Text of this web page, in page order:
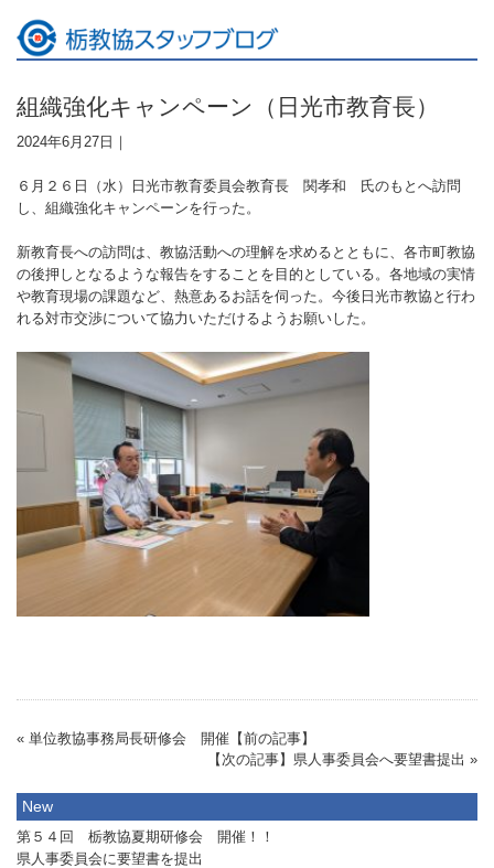
組織強化キャンペーン（日光市教育長）
2024年6月27日｜
６月２６日（水）日光市教育委員会教育長 関孝和 氏のもとへ訪問
し、組織強化キャンペーンを行った。
新教育長への訪問は、教協活動への理解を求めるとともに、各市町教協
の後押しとなるような報告をすることを目的としている。各地域の実情
や教育現場の課題など、熱意あるお話を伺った。今後日光市教協と行わ
れる対市交渉について協力いただけるようお願いした。
« 単位教協事務局長研修会 開催【前の記事】
【次の記事】県人事委員会へ要望書提出 »
New
第５４回 栃教協夏期研修会 開催！！
県人事委員会に要望書を提出